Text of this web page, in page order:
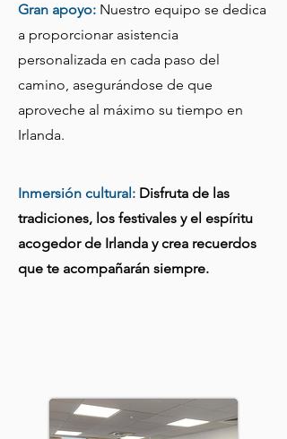
Gran apoyo: Nuestro equipo se dedica
a proporcionar asistencia
personalizada en cada paso del
camino, asegurándose de que
aproveche al máximo su tiempo en
Irlanda.
Inmersión cultural: Disfruta de las
tradiciones, los festivales y el espíritu
acogedor de Irlanda y crea recuerdos
que te acompañarán siempre.